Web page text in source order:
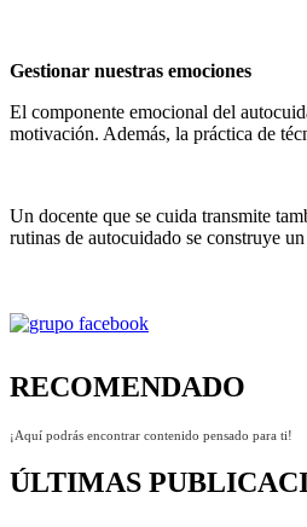
Gestionar nuestras emociones
El componente emocional del
motivación. Además, la práctica de
Un docente que se cuida transmite
rutinas de autocuidado se construye
RECOMENDADO
¡Aquí podrás encontrar contenido pensado para ti!
ÚLTIMAS